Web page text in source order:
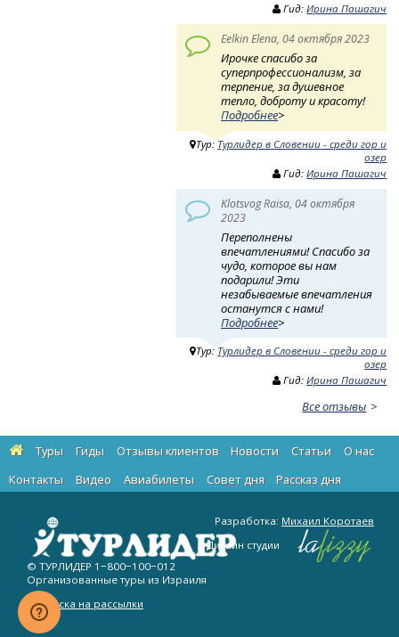
Гид:Ирина Пашагич
Eelkin Elena, 04 октября 2023
Ирочке спасибо за
суперпрофессионализм, за
терпение, за душевное
тепло, доброту и красоту!
Подробнее>
Тур:Турлидер в Словении - среди гор и
озер
Гид:Ирина Пашагич
Klotsvog Raisa, 04 октября
2023
Переполнены
впечатлениями! Спасибо за
чудо, которое вы нам
подарили! Эти
незабываемые впечатления
останутся с нами!
Подробнее>
Тур: Турлидер в Словении - среди гор и
озер
Гид:Ирина Пашагич
Все отзывы
Туры Гиды Отзывы клиентов Новости Статьи
О нас
Контакты
Видео Авиабилеты Cовет дня Рассказ дня
© ТУРЛИДЕР 1−800−100−012
Организованные туры из Израиля
Подписка на рассылки
Разработка: Михаил Коротаев
Дизайн студии